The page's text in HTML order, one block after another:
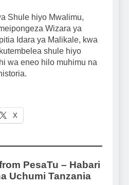
Shule hiyo Mwalimu,
Wizara ya
Idara ya Malikale, kwa
shule hiyo
wa eneo hilo muhimu na
X
PesaTu – Habari
Uchumi Tanzania